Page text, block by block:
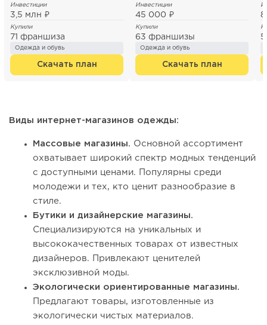
Инвестиции
3,5 млн ₽
Купили
71 франшиза
Одежда и обувь
Скачать план
Инвестиции
45 000 ₽
Купили
63 франшизы
Одежда и обувь
Скачать план
Виды интернет-магазинов одежды:
Массовые магазины. Основной ассортимент
охватывает широкий спектр модных тенденций
с доступными ценами. Популярны среди
молодежи и тех, кто ценит разнообразие в
стиле.
Бутики и дизайнерские магазины.
Специализируются на уникальных и
высококачественных товарах от известных
дизайнеров. Привлекают ценителей
эксклюзивной моды.
Экологически ориентированные магазины.
Предлагают товары, изготовленные из
экологически чистых материалов.